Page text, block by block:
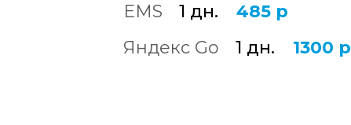
EMS
1 дн.
485 р
Яндекс Go
1 дн. 1300 р